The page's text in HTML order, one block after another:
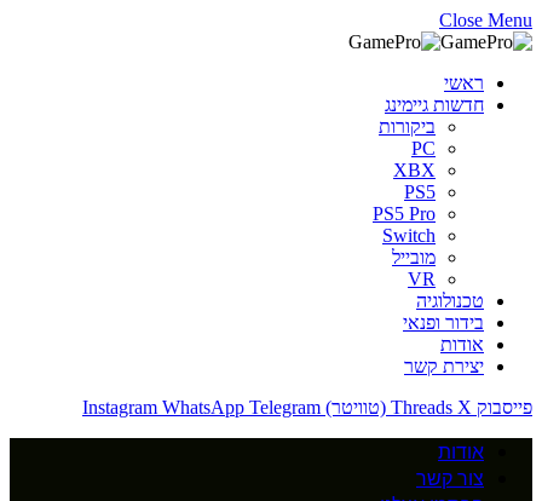
Close Menu
ראשי
חדשות גיימינג
ביקורות
PC
XBX
PS5
PS5 Pro
Switch
מובייל
VR
טכנולוגיה
בידור ופנאי
אודות
יצירת קשר
פייסבוק
Threads X (טוויטר) Instagram WhatsApp Telegram
אודות
צור קשר